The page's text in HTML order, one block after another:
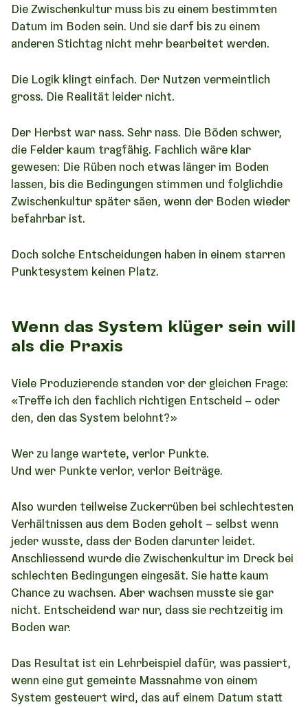
Die Zwischenkultur muss bis zu einem bestimmten
Datum im Boden sein. Und sie darf bis zu einem
anderen Stichtag nicht mehr bearbeitet werden.
Die Logik klingt einfach. Der Nutzen vermeintlich
gross. Die Realität leider nicht.
Der Herbst war nass. Sehr nass. Die Böden schwer,
die Felder kaum tragfähig. Fachlich wäre klar
gewesen: Die Rüben noch etwas länger im Boden
lassen, bis die Bedingungen stimmen und folglichdie
Zwischenkultur später säen, wenn der Boden wieder
befahrbar ist.
Doch solche Entscheidungen haben in einem starren
Punktesystem keinen Platz.
Wenn das System klüger sein will
als die Praxis
Viele Produzierende standen vor der gleichen Frage:
«Treffe ich den fachlich richtigen Entscheid – oder
den, den das System belohnt?»
Wer zu lange wartete, verlor Punkte.
Und wer Punkte verlor, verlor Beiträge.
Also wurden teilweise Zuckerrüben bei schlechtesten
Verhältnissen aus dem Boden geholt – selbst wenn
jeder wusste, dass der Boden darunter leidet.
Anschliessend wurde die Zwischenkultur im Dreck bei
schlechten Bedingungen eingesät. Sie hatte kaum
Chance zu wachsen. Aber wachsen musste sie gar
nicht. Entscheidend war nur, dass sie rechtzeitig im
Boden war.
Das Resultat ist ein Lehrbeispiel dafür, was passiert,
wenn eine gut gemeinte Massnahme von einem
System gesteuert wird, das auf einem Datum statt